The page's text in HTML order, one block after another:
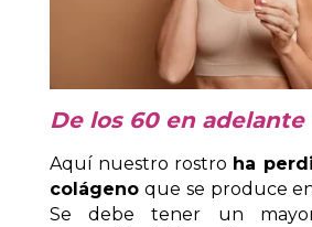
De los 60 en adelante
Aquí nuestro rostro ha
colágeno que se produce
Se debe tener un